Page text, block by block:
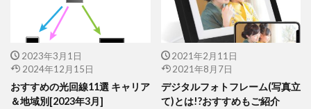
2023年3月1日
2024年12月15日
おすすめの光回線11選 キャリア
＆地域別[2023年3月]
2021年2月11日
2021年8月7日
デジタルフォトフレーム(写真立
て)とは!?おすすめもご紹介